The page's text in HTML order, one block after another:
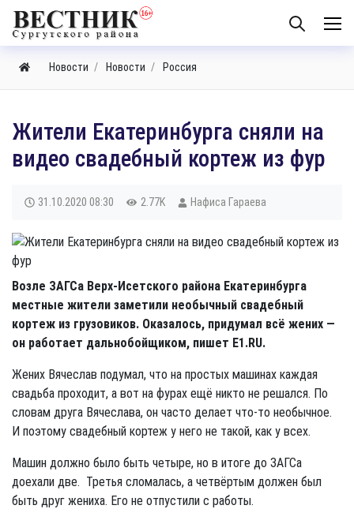
Новости Новости Россия
Жители Екатеринбурга сняли на
видео свадебный кортеж из фур
31.10.2020 08:30 2.77K Нафиса Гараева
Возле ЗАГСа Верх-Исетского района Екатеринбурга
местные жители заметили необычный свадебный
кортеж из грузовиков. Оказалось, придумал всё жених —
он работает дальнобойщиком, пишет Е1.RU.
Жених Вячеслав подумал, что на простых машинах каждая
свадьба проходит, а вот на фурах ещё никто не решался. По
словам друга Вячеслава, он часто делает что-то необычное.
И поэтому свадебный кортеж у него не такой, как у всех.
Машин должно было быть четыре, но в итоге до ЗАГСа
доехали две. Третья сломалась, а четвёртым должен был
быть друг жениха. Его не отпустили с работы.